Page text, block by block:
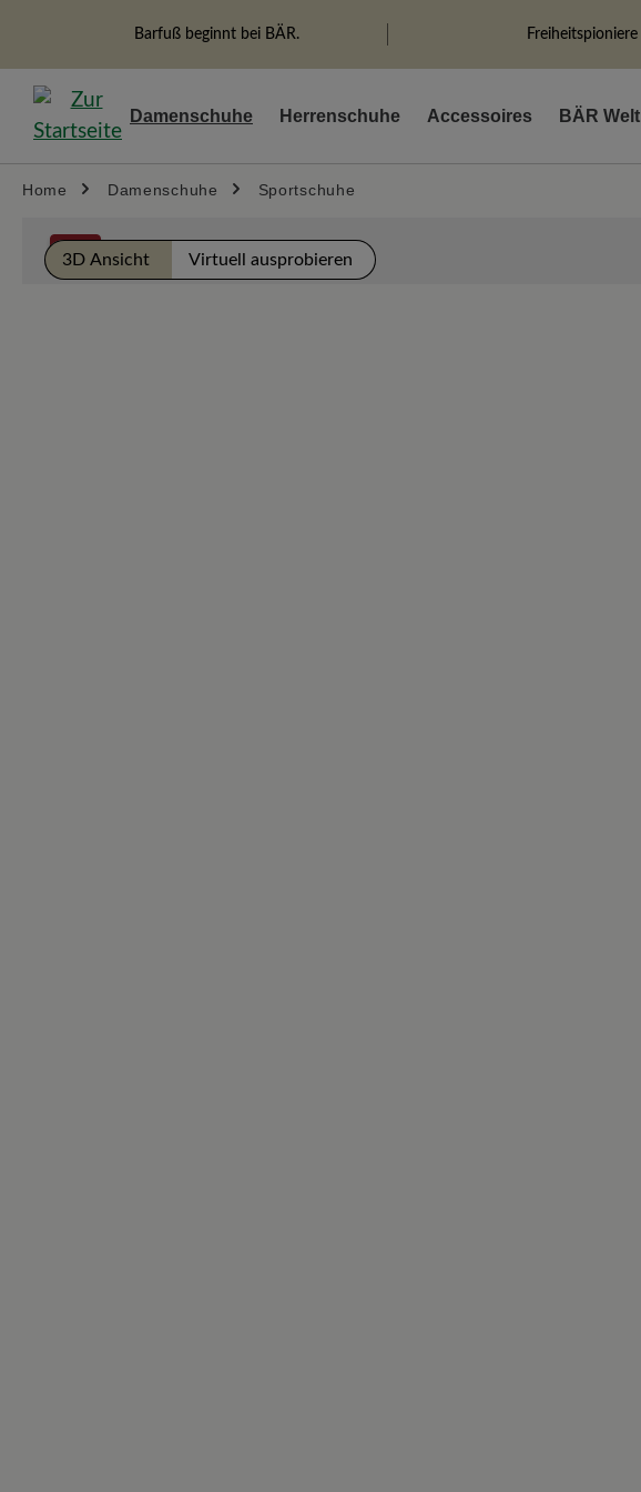
Zur Hauptnavigation springen
Barfuß beginnt bei BÄR. Freiheitspioniere
Damenschuhe Herrenschuhe Accessoires BÄR Welt
Home Damenschuhe Sportschuhe
%
Bildergalerie überspringen
3D Ansicht Virtuell ausprobieren